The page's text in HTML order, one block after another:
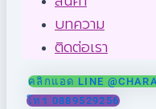
บทความ
ติดต่อเรา
คลิกแอด LINE
โทร 0889529256